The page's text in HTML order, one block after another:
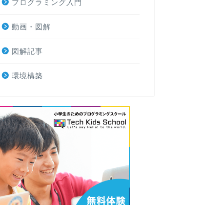
プログラミング入門
動画・図解
図解記事
環境構築